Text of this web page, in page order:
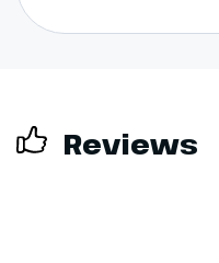
Reviews